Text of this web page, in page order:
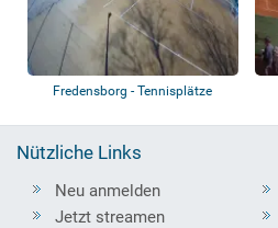
Fredensborg - Tennisplätze
Nützliche Links
Neu anmelden
Jetzt streamen